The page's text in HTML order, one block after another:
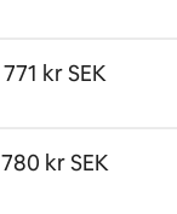
771 kr SEK
780 kr SEK